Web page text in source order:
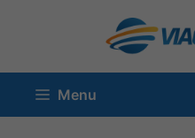
contenuto
Menu